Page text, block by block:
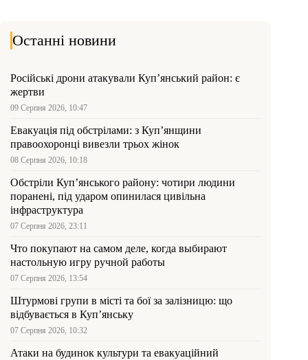
Останні новини
Російські дрони атакували Куп’янський район: є
жертви
09 Серпня 2026, 10:47
Евакуація під обстрілами: з Куп’янщини
правоохоронці вивезли трьох жінок
08 Серпня 2026, 10:18
Обстріли Куп’янського району: чотири людини
поранені, під ударом опинилася цивільна
інфраструктура
07 Серпня 2026, 23:11
Что покупают на самом деле, когда выбирают
настольную игру ручной работы
07 Серпня 2026, 13:54
Штурмові групи в місті та бої за залізницю: що
відбувається в Куп’янську
07 Серпня 2026, 10:32
Атаки на будинок культури та евакуаційний